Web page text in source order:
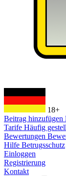
18+
Beitrag hinzufügen
Tarife Häufig
Bewertungen
Hilfe Betrugsschutz
Einloggen
Registrierung
Kontakt